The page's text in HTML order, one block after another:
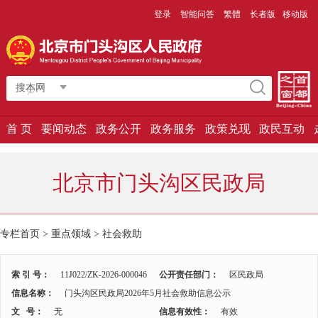
登录 智能问答 繁體 长者版 移动版
搜本网
首 页 要闻动态 政务公开 政务服务 政策兑现 政民互动
北京市门头沟区民政局
专栏首页 > 重点领域 > 社会救助
索 引 号： 11J022/ZK-2026-000046 公开责任部门：
区民政局
信息名称：
门头沟区民政局2026年5月社会救助信息公示
文 号：
无 信息有效性：
有效